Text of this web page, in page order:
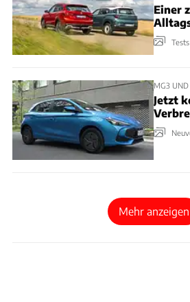
Einer
Tests
MG3 UND
Jetzt
Mehr anzeigen